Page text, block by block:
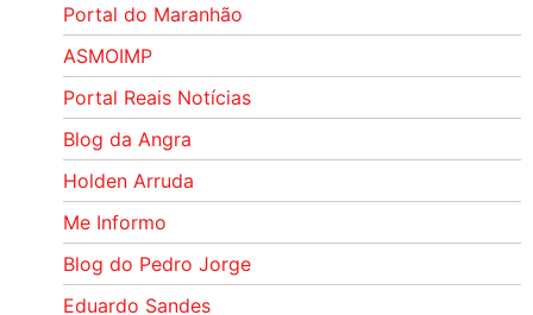
Portal do Maranhão
ASMOIMP
Portal Reais Notí­cias
Blog da Angra
Holden Arruda
Me Informo
Blog do Pedro Jorge
Eduardo Sandes